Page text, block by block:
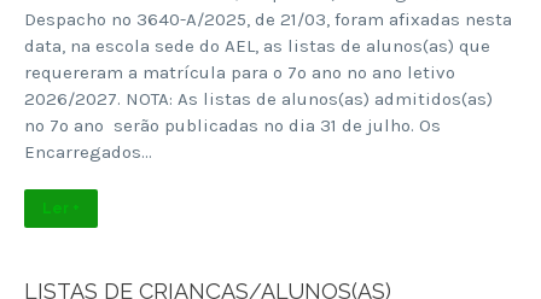
Despacho nº 3640-A/2025, de 21/03, foram afixadas nesta
data, na escola sede do AEL, as listas de alunos(as) que
requereram a matrícula para o 7º ano no ano letivo
2026/2027. NOTA: As listas de alunos(as) admitidos(as)
no 7º ano serão publicadas no dia 31 de julho. Os
Encarregados…
Ler +
LISTAS DE CRIANÇAS/ALUNOS(AS)